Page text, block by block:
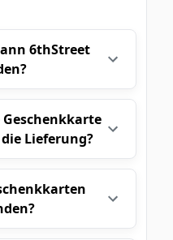
6thStreet
Lieferung?